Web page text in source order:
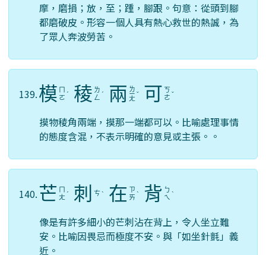
摩，磨損；放，至；踵，腳跟。句意：從頭到腳
都磨破皮。形容一個人具有熱心救世的熱誠，為
了眾人奔波勞苦。
139.模 ㄇ
ㄛ ˊ 稜 ㄌ
ㄥ ˊ 兩 ㄌ
ㄧ
ㄤ
ˇ 可 ㄎ
ㄜ ˇ
摸物稜角兩端，摸那一端都可以。比喻處理事情
的態度含混，不表示明確的意見或主張。。
140. 芒 ㄇ
ㄤ ˊ 刺 ㄘˋ 在 ㄗ
ㄞ ˋ 背 ㄅ
ㄟ ˋ
像是有許多細小的芒刺沾在背上，令人坐立難
安。比喻因畏忌而極度不安。與「如坐針氈」義
近。